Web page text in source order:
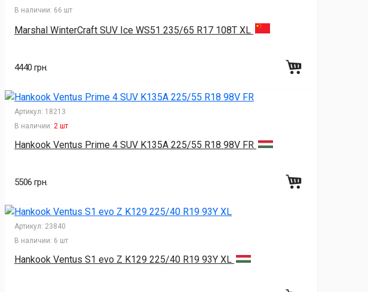
В наличии: 66 шт
Marshal WinterCraft SUV Ice WS51 235/65 R17 108T XL
4440 грн.
Артикул: 18213
В наличии: 2 шт
Hankook Ventus Prime 4 SUV K135A 225/55 R18 98V FR
5506 грн.
Артикул: 23840
В наличии: 6 шт
Hankook Ventus S1 evo Z K129 225/40 R19 93Y XL